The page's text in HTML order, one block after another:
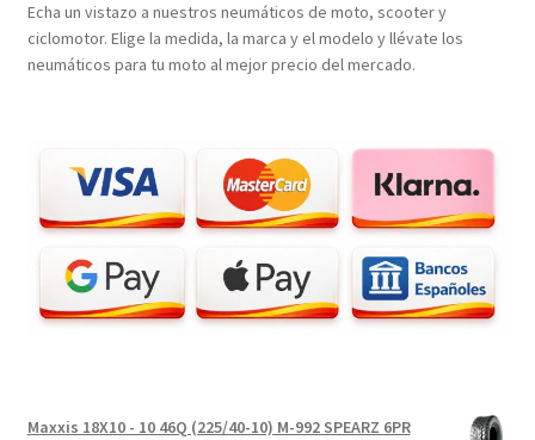
Echa un vistazo a nuestros neumáticos de moto, scooter y
ciclomotor. Elige la medida, la marca y el modelo y llévate los
neumáticos para tu moto al mejor precio del mercado.
Maxxis 18X10 - 10 46Q (225/40-10) M-992 SPEARZ 6PR